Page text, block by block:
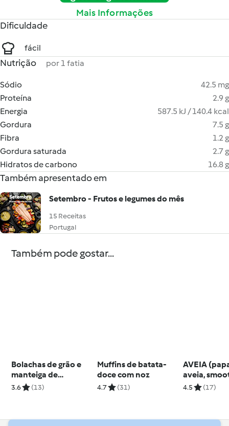
Mais Informações
Dificuldade
fácil
Nutrição por 1 fatia
Sódio
42.5 mg
Proteína
2.9 g
Energia
587.5 kJ / 140.4 kcal
Gordura
7.5 g
Fibra
1.2 g
Gordura saturada
2.7 g
Hidratos de carbono
16.8 g
Também apresentado em
Setembro - Frutos e legumes do mês
15 Receitas
Portugal
Também pode gostar...
Bolachas de grão e
manteiga de
amendoim
3.6 (13)
Muffins de batata-
doce com noz
4.7 (31)
AVEIA
aveia,
cenoura e
4.5 (17)